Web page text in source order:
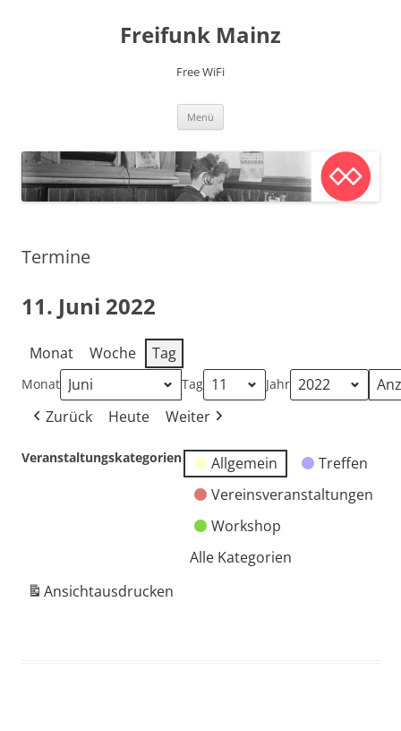
Freifunk Mainz
Free WiFi
Menü
Termine
11. Juni 2022
Monat Woche Tag
Monat Tag Jahr
Zurück Heute Weiter
Veranstaltungskategorien Allgemein
Treffen
Vereinsveranstaltungen
Workshop
Alle Kategorien
Ansichtausdrucken